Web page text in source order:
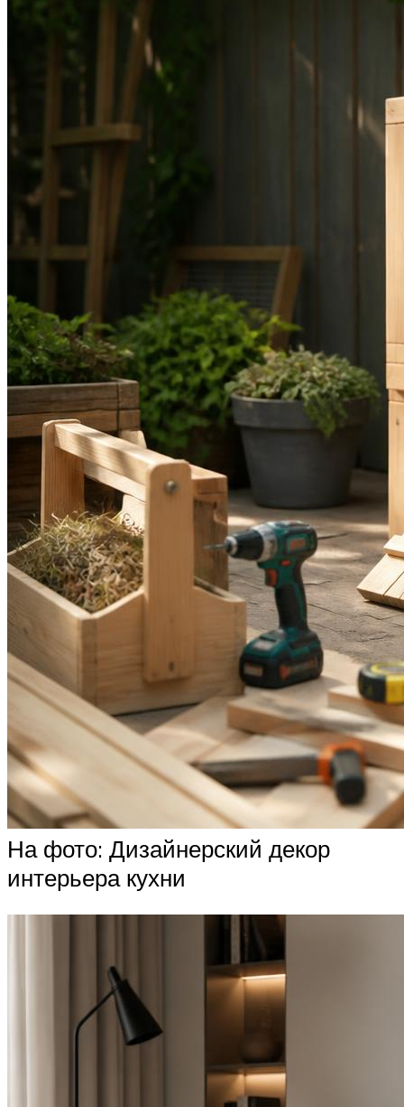
На фото: Дизайнерский декор
интерьера кухни